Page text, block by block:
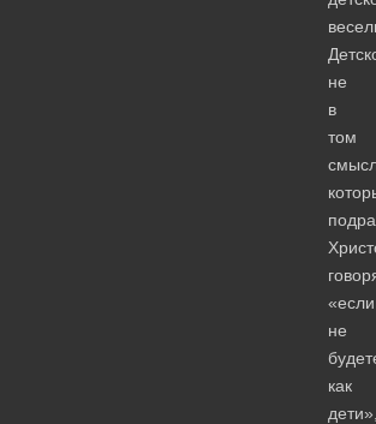
не
в
том
«если
не
как